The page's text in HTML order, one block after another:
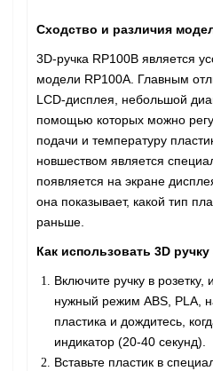
Сходство и различия
3D-ручка RP100B является
модели RP100А. Главным
LCD-дисплея, небольшой
помощью которых можно
подачи и температуру
новшеством является
появляется на экране
она показывает, какой тип
раньше.
Как использовать 3D ручку
Включите ручку в
нужный режим ABS, PLA,
пластика и дождитесь,
индикатор (20-40 секунд).
Вставьте пластик в